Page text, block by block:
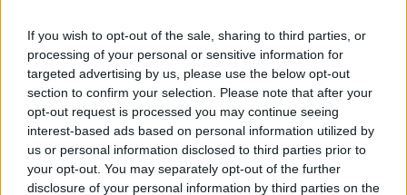
If you wish to opt-out of the sale, sharing to third parties, or
processing of your personal or sensitive information for
targeted advertising by us, please use the below opt-out
section to confirm your selection. Please note that after your
opt-out request is processed you may continue seeing
interest-based ads based on personal information utilized by
us or personal information disclosed to third parties prior to
your opt-out. You may separately opt-out of the further
disclosure of your personal information by third parties on the
schlicht nicht treten kann“, erklärte er.
Der Brite meint, dieses Defizit verschwinde, sobald
die Anstiege auf eine Stunde anwachsen, Terrain, auf
dem Vingegaard zu den besten Kletterern der Welt
zählt.